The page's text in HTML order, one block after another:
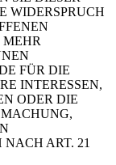
WIDERSPRUCH
FÜR DIE
INTERESSEN,
ODER DIE
ART. 21